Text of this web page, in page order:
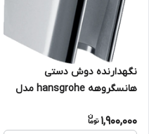
نگهدارنده دوش دستی
هانسگروهه hansgrohe مدل
1,900,000